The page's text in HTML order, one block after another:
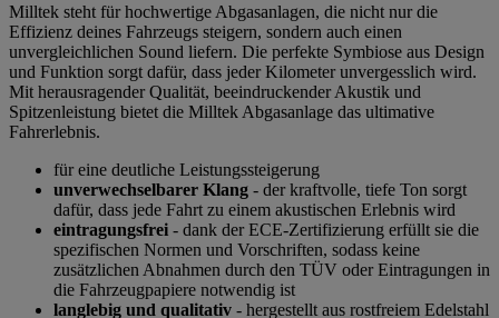
Milltek steht für hochwertige Abgasanlagen, die nicht nur die
Effizienz deines Fahrzeugs steigern, sondern auch einen
unvergleichlichen Sound liefern. Die perfekte Symbiose aus Design
und Funktion sorgt dafür, dass jeder Kilometer unvergesslich wird.
Mit herausragender Qualität, beeindruckender Akustik und
Spitzenleistung bietet die Milltek Abgasanlage das ultimative
Fahrerlebnis.
für eine deutliche Leistungssteigerung
unverwechselbarer Klang - der kraftvolle, tiefe Ton sorgt
dafür, dass jede Fahrt zu einem akustischen Erlebnis wird
eintragungsfrei - dank der ECE-Zertifizierung erfüllt sie die
spezifischen Normen und Vorschriften, sodass keine
zusätzlichen Abnahmen durch den TÜV oder Eintragungen in
die Fahrzeugpapiere notwendig ist
langlebig und qualitativ - hergestellt aus rostfreiem Edelstahl